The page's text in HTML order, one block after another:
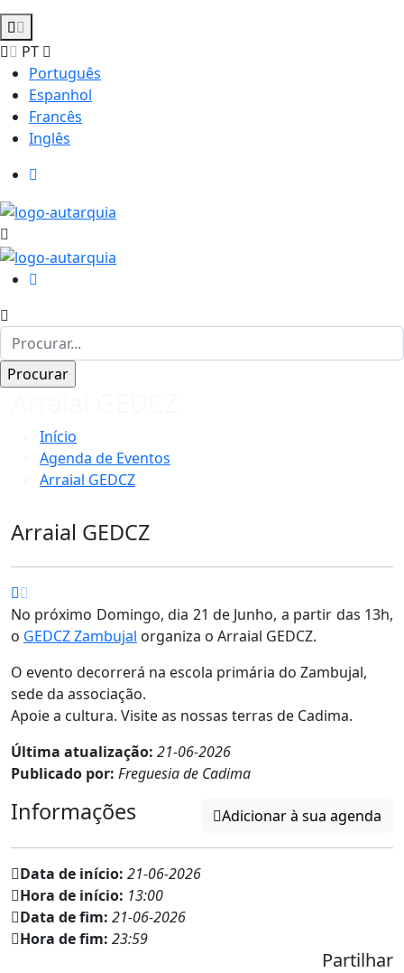
PT
Português
Espanhol
Francês
Inglês
Início
Agenda de Eventos
Arraial GEDCZ
Arraial GEDCZ
No próximo Domingo, dia 21 de Junho, a partir das 13h,
o GEDCZ Zambujal organiza o Arraial GEDCZ.
O evento decorrerá na escola primária do Zambujal,
sede da associação.
Apoie a cultura. Visite as nossas terras de Cadima.
Última atualização: 21-06-2026
Publicado por: Freguesia de Cadima
Informações Adicionar à sua agenda
Data de início: 21-06-2026
Hora de início: 13:00
Data de fim: 21-06-2026
Hora de fim: 23:59
Partilhar